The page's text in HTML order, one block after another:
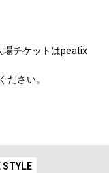
チケットはpeatix
ださい。
STYLE